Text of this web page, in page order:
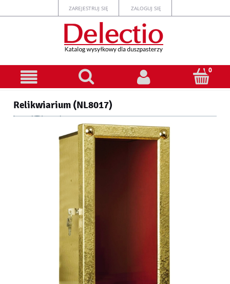
ZAREJESTRUJ SIĘ ZALOGUJ SIĘ
Relikwiarium (NL8017)